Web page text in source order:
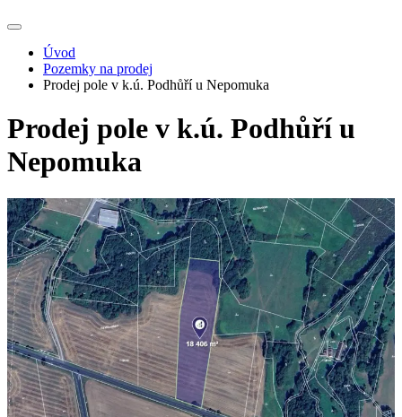
Úvod
Pozemky na prodej
Prodej pole v k.ú. Podhůří u Nepomuka
Prodej pole v k.ú. Podhůří u
Nepomuka